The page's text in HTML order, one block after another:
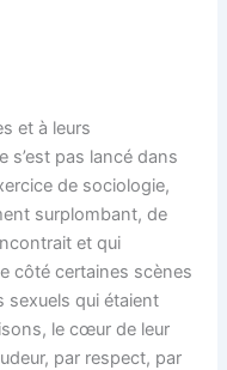
et à leurs
s’est pas lancé dans
de sociologie,
surplombant, de
et qui
côté certaines scènes
sexuels qui étaient
le cœur de leur
par respect, par